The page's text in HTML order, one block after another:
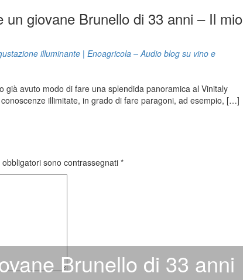
Brunello di 33 anni
un giovane Brunello di 33 anni – Il mio
illuminante | Enoagricola – Audio blog su vino e
avuto modo di fare una splendida panoramica al Vinitaly
illimitate, in grado di fare paragoni, ad esempio, […]
obbligatori sono contrassegnati *